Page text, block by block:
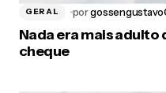
GERAL por
Nada era mais adulto
cheque